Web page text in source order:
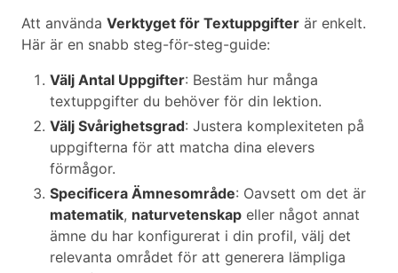
Att använda Verktyget för Textuppgifter är enkelt.
Här är en snabb steg-för-steg-guide:
Välj Antal Uppgifter: Bestäm hur många
textuppgifter du behöver för din lektion.
Välj Svårighetsgrad: Justera komplexiteten på
uppgifterna för att matcha dina elevers
förmågor.
Specificera Ämnesområde: Oavsett om det är
matematik, naturvetenskap eller något annat
ämne du har konfigurerat i din profil, välj det
relevanta området för att generera lämpliga